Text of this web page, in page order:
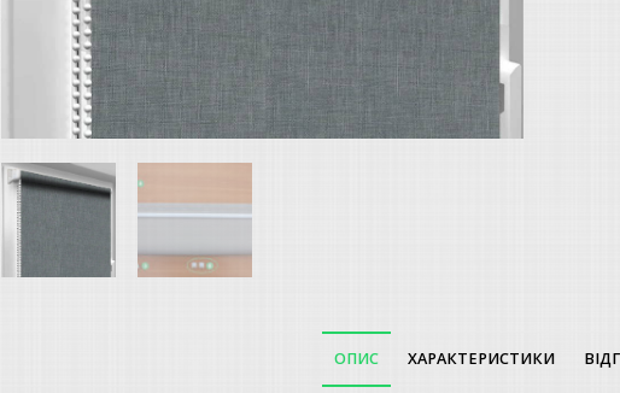
ОПИС ХАРАКТЕРИСТИКИ